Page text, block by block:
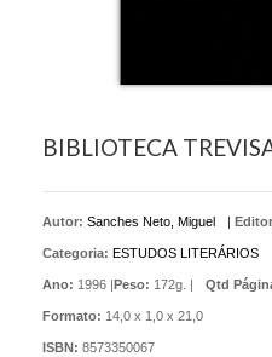
BIBLIOTECA
Autor: Sanches Neto, Miguel |
Categoria: ESTUDOS LITERÁRIOS
Ano: 1996 |Peso: 172g. | Qtd
Formato: 14,0 x 1,0 x 21,0
ISBN: 8573350067